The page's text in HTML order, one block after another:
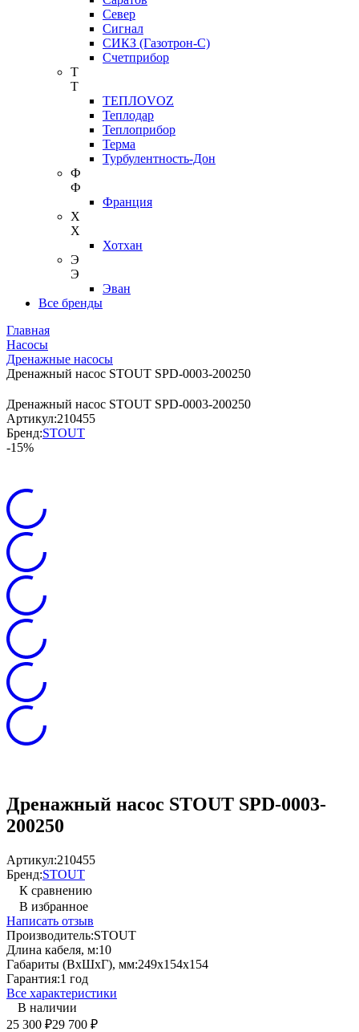
Север
Сигнал
СИКЗ (Газотрон-С)
Счетприбор
Т
Т
ТЕПЛОVOZ
Теплодар
Теплоприбор
Терма
Турбулентность-Дон
Ф
Ф
Франция
Х
Х
Хотхан
Э
Э
Эван
Все бренды
Главная
Насосы
Дренажные насосы
Дренажный насос STOUT SPD-0003-200250
Дренажный насос STOUT SPD-0003-200250
Артикул:210455
Бренд:STOUT
-15%
Дренажный насос STOUT SPD-0003-
200250
Артикул:210455
Бренд:STOUT
К сравнению
В избранное
Написать отзыв
Производитель:STOUT
Длина кабеля, м:10
Габариты (ВхШхГ), мм:249х154х154
Гарантия:1 год
Все характеристики
В наличии
25 300 ₽29 700 ₽